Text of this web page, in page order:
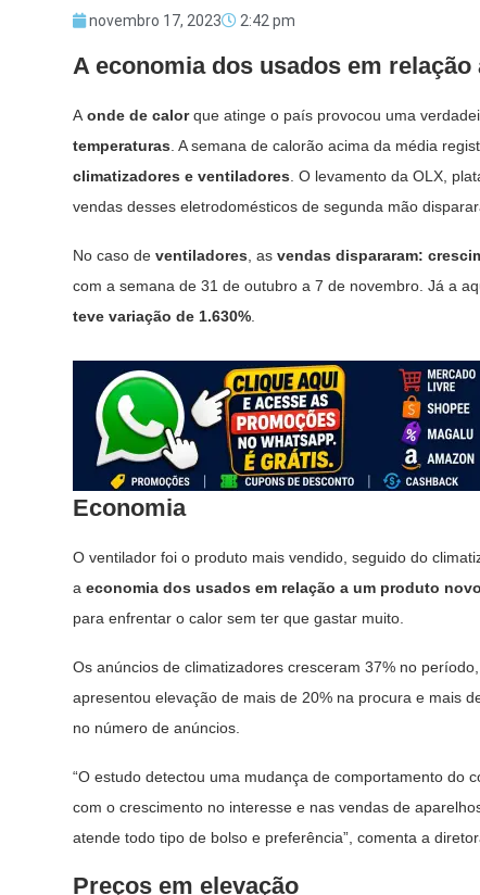
novembro 17, 2023 2:42 pm
A economia dos usados em
A onde de calorque atinge o país provocou uma
temperaturas . A semana de calorão acima da média
climatizadores e ventiladores . O levamento da OLX,
vendas desses eletrodomésticos de segunda mão
No caso de ventiladores , as vendas dispararam:
com a semana de 31 de outubro a 7 de novembro. Já a
teve variação de 1.630%
Economia
O ventilador foi o produto mais vendido, seguido do
a economia dos usados em relação a um produto
para enfrentar o calor sem ter que gastar muito.
Os anúncios de climatizadores cresceram 37% no
apresentou elevação de mais de 20% na procura e mais
no número de anúncios.
“O estudo detectou uma mudança de comportamento do
com o crescimento no interesse e nas vendas de
atende todo tipo de bolso e preferência”, comenta a
Preços em elevação